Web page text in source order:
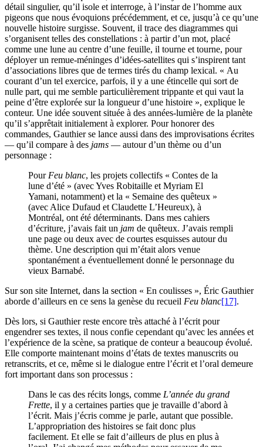
détail singulier, qu’il isole et interroge, à l’instar de l’homme aux
pigeons que nous évoquions précédemment, et ce, jusqu’à ce qu’une
nouvelle histoire surgisse. Souvent, il trace des diagrammes qui
s’organisent telles des constellations : à partir d’un mot, placé
comme une lune au centre d’une feuille, il tourne et tourne, pour
déployer un remue-méninges d’idées-satellites qui s’inspirent tant
d’associations libres que de termes tirés du champ lexical. « Au
courant d’un tel exercice, parfois, il y a une étincelle qui sort de
nulle part, qui me semble particulièrement trippante et qui vaut la
peine d’être explorée sur la longueur d’une histoire », explique le
conteur. Une idée souvent située à des années-lumière de la planète
qu’il s’apprêtait initialement à explorer. Pour honorer des
commandes, Gauthier se lance aussi dans des improvisations écrites
— qu’il compare à des jams — autour d’un thème ou d’un
personnage :
Pour Feu blanc, les projets collectifs « Contes de la
lune d’été » (avec Yves Robitaille et Myriam El
Yamani, notamment) et la « Semaine des quêteux »
(avec Alice Dufaud et Claudette L’Heureux), à
Montréal, ont été déterminants. Dans mes cahiers
d’écriture, j’avais fait un jam de quêteux. J’avais rempli
une page ou deux avec de courtes esquisses autour du
thème. Une description qui m’était alors venue
spontanément a éventuellement donné le personnage du
vieux Barnabé.
Sur son site Internet, dans la section « En coulisses », Éric Gauthier
aborde d’ailleurs en ce sens la genèse du recueil Feu blanc[17].
Dès lors, si Gauthier reste encore très attaché à l’écrit pour
engendrer ses textes, il nous confie cependant qu’avec les années et
l’expérience de la scène, sa pratique de conteur a beaucoup évolué.
Elle comporte maintenant moins d’états de textes manuscrits ou
retranscrits, et ce, même si le dialogue entre l’écrit et l’oral demeure
fort important dans son processus :
Dans le cas des récits longs, comme L’année du grand
Frette, il y a certaines parties que je travaille d’abord à
l’écrit. Mais j’écris comme je parle, autant que possible.
L’appropriation des histoires se fait donc plus
facilement. Et elle se fait d’ailleurs de plus en plus à